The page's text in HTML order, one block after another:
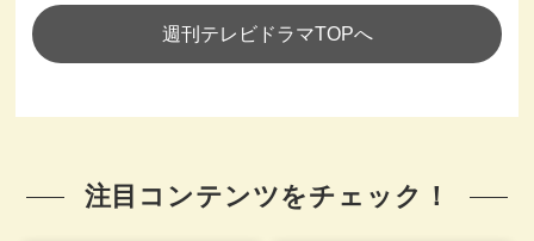
週刊テレビドラマTOPへ
注目コンテンツをチェック！